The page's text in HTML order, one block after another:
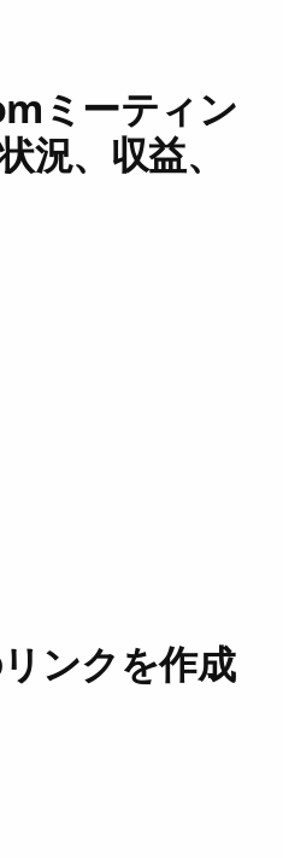
ミーティン
況、収益、
ンクを作成